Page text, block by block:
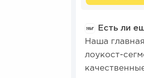
Есть ли
Наша
лоукост-